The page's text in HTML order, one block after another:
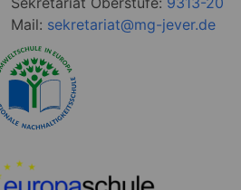
Mail: sekretariat@mg-jever.de